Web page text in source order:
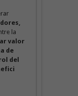
la
valor
de
del